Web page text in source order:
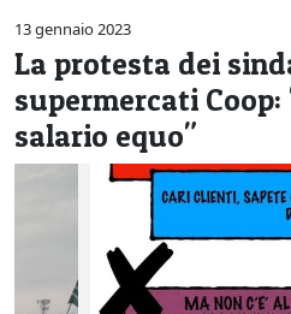
CULTURA
LA STORIA
SPETTACOLI
L'EDITORIALE
CERCA
13 gennaio 2023
La protesta dei
supermercati
salario equo"